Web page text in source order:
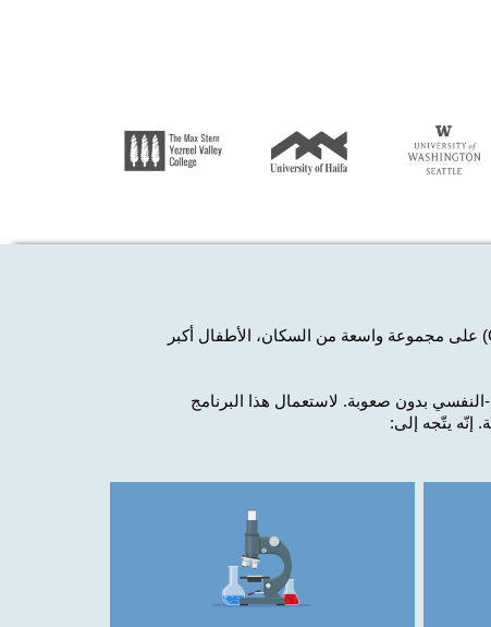
الأطفال أكبر
بدون صعوبة. لاستعمال هذا البرنامج
إنّه يتّجه إلى: